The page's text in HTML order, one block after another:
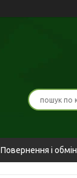
Повернення і обмін